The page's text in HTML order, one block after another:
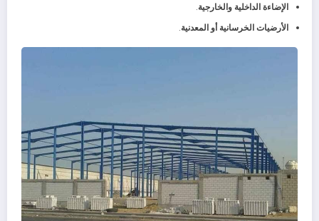
الإضاءة الداخلية والخارجية.
الأرضيات الخرسانية أو المعدنية.